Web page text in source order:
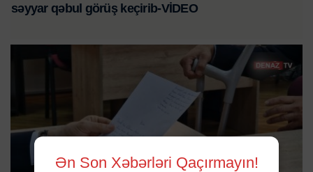
səyyar qəbul görüş keçirib-VİDEO
Ən Son Xəbərləri Qaçırmayın!